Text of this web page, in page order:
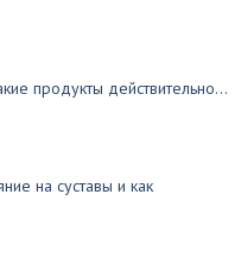
продукты действительно...
на суставы и как